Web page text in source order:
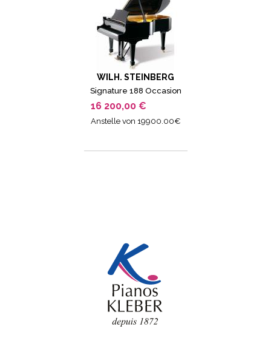
WILH. STEINBERG
Signature 188 Occasion
16 200,00 €
Anstelle von 19900.00€